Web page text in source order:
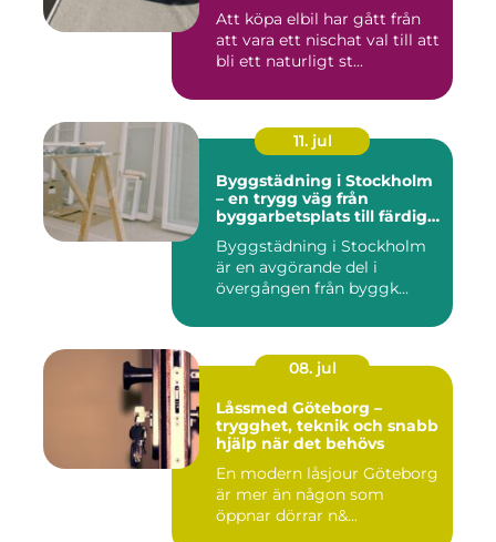
Att köpa elbil har gått från
att vara ett nischat val till att
bli ett naturligt st...
11. jul
Byggstädning i Stockholm
– en trygg väg från
byggarbetsplats till färdig
Byggstädning i Stockholm
är en avgörande del i
övergången från byggk...
08. jul
Låssmed Göteborg –
trygghet, teknik och snabb
hjälp när det behövs
En modern låsjour Göteborg
är mer än någon som
öppnar dörrar n&...